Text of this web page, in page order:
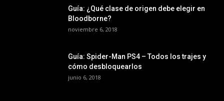
Guía: ¿Qué clase de origen debe elegir en
Bloodborne?
noviembre 6, 2018
Guía: Spider-Man PS4 – Todos los trajes y
cómo desbloquearlos
junio 6, 2018